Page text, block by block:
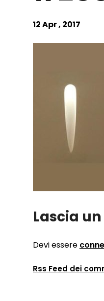
12 Apr , 2017
Lascia
Devi essere
Rss Feed dei